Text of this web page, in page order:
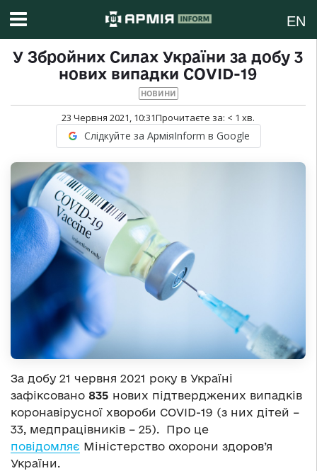
EN
У Збройних Силах України за добу 3
нових випадки COVID-19
НОВИНИ
23 Червня 2021, 10:31Прочитаєте за: < 1 хв.
Слідкуйте за АрміяInform в Google
За добу 21 червня 2021 року в Україні
зафіксовано 835 нових підтверджених випадків
коронавірусної хвороби COVID-19 (з них дітей –
33, медпрацівників – 25). Про це
повідомляє Міністерство охорони здоров’я
України.